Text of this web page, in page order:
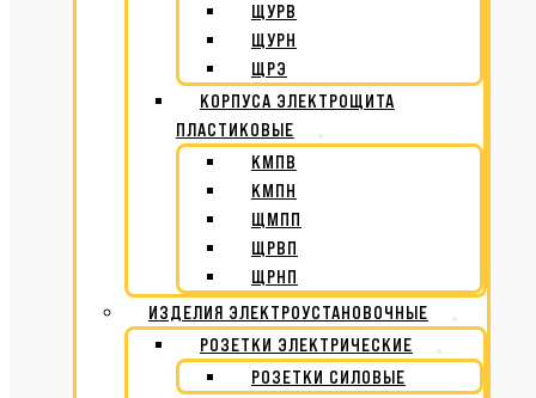
ЩУРВ
ЩУРН
ЩРЭ
КОРПУСА ЭЛЕКТРОЩИТА
ПЛАСТИКОВЫЕ
КМПВ
КМПН
ЩМПП
ЩРВП
ЩРНП
ИЗДЕЛИЯ ЭЛЕКТРОУСТАНОВОЧНЫЕ
РОЗЕТКИ ЭЛЕКТРИЧЕСКИЕ
РОЗЕТКИ СИЛОВЫЕ